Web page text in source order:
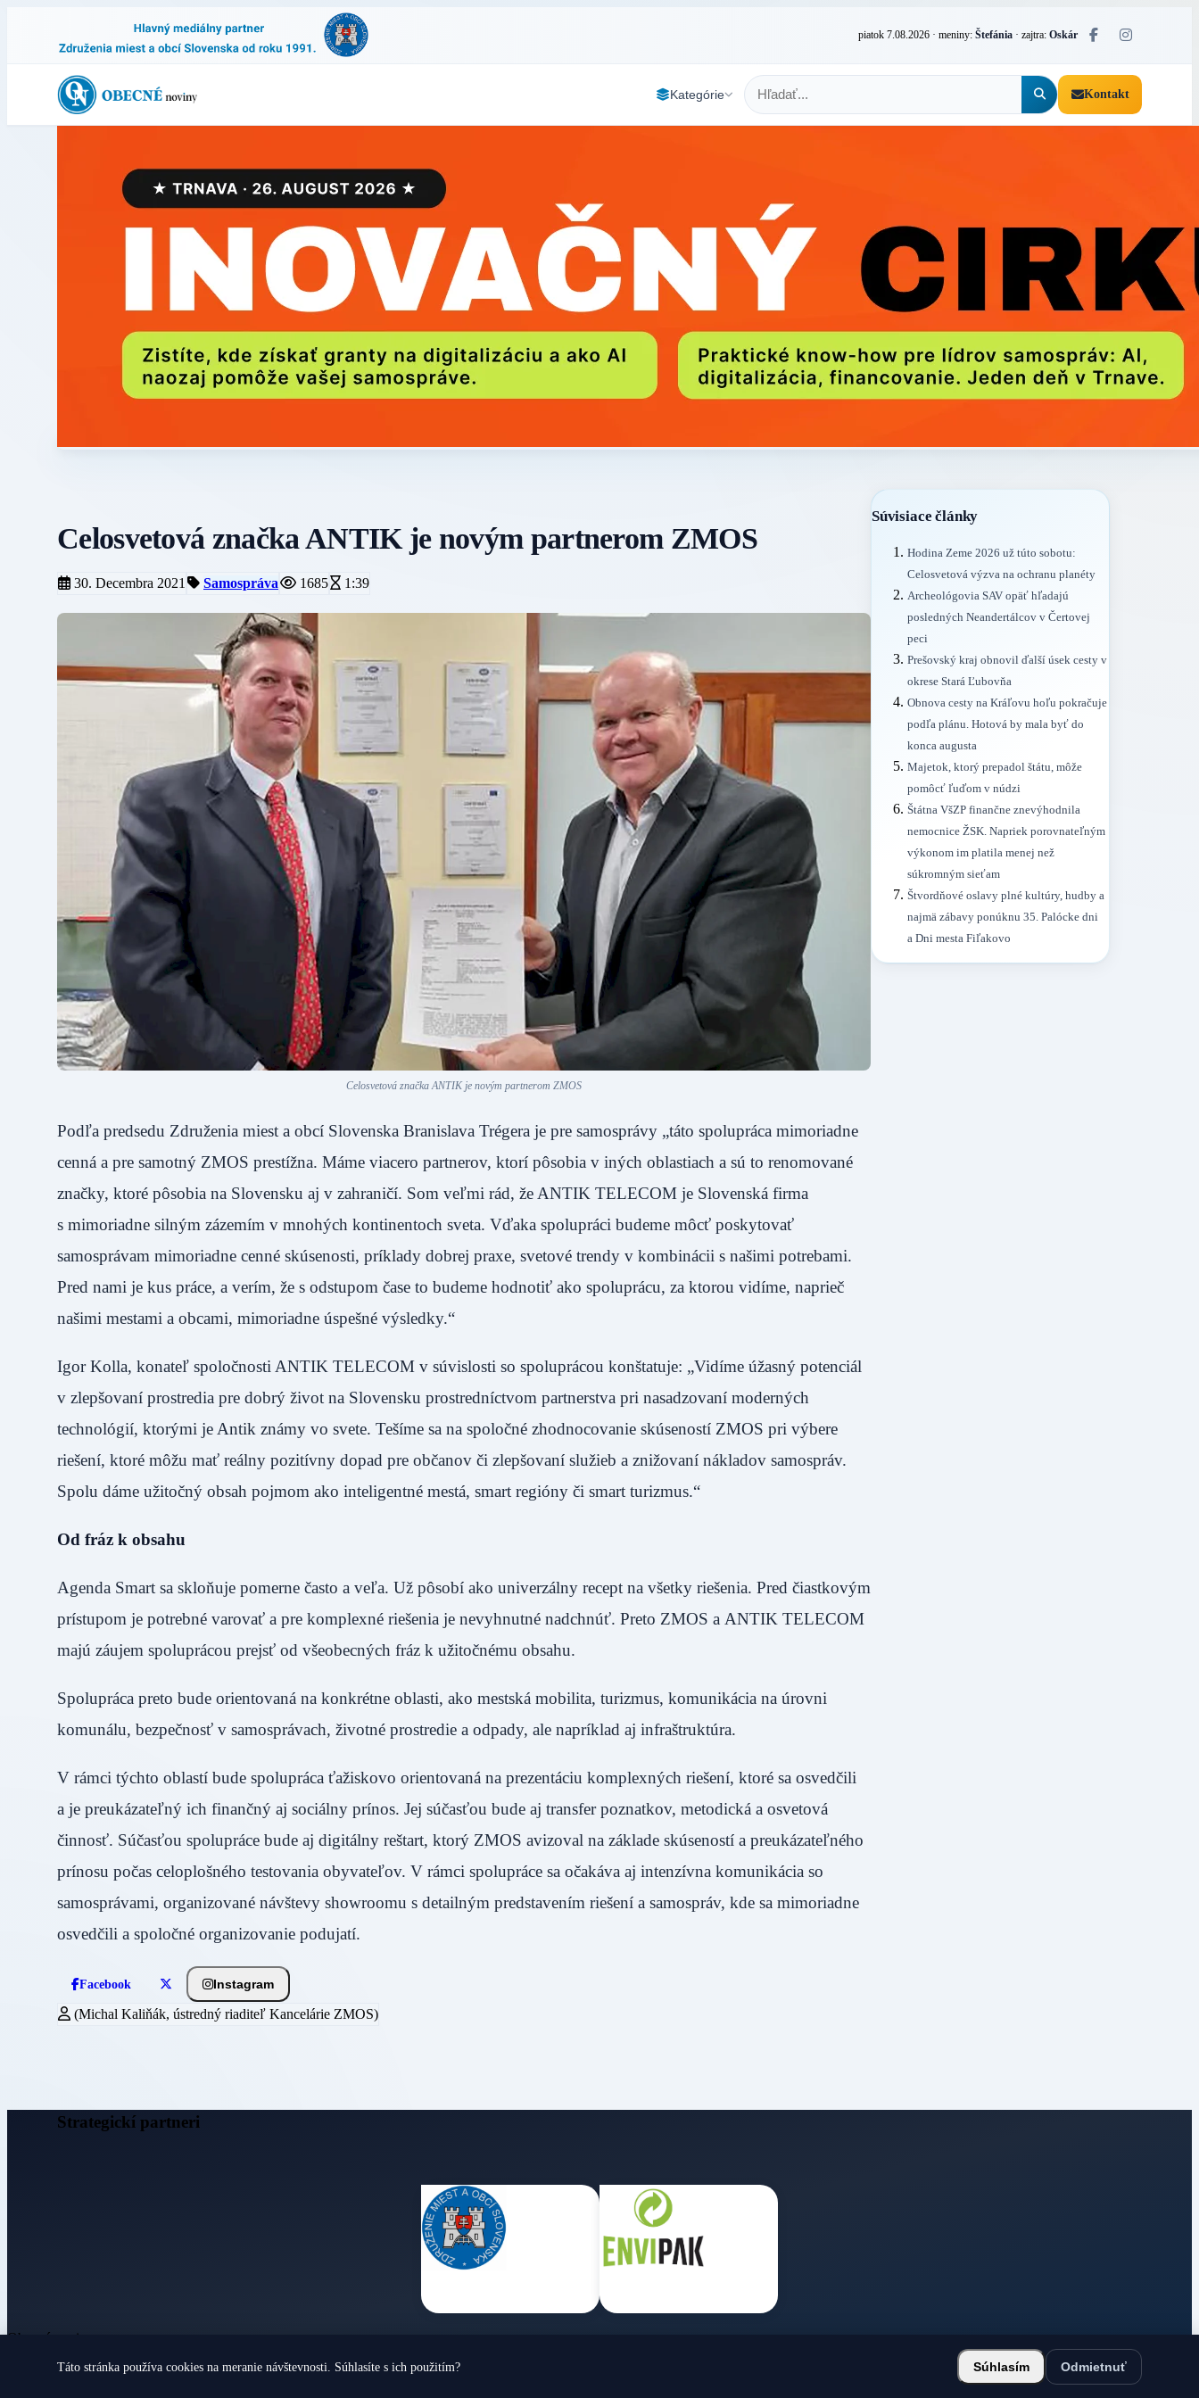
piatok 7.08.2026 · meniny: Štefánia · zajtra: Oskár
Kategórie Kontakt
Celosvetová značka ANTIK je novým partnerom ZMOS
30. Decembra 2021 Samospráva 1685 1:39
Celosvetová značka ANTIK je novým partnerom ZMOS
Podľa predsedu Združenia miest a obcí Slovenska Branislava Trégera je pre samosprávy „táto spolupráca mimoriadne
cenná a pre samotný ZMOS prestížna. Máme viacero partnerov, ktorí pôsobia v iných oblastiach a sú to renomované
značky, ktoré pôsobia na Slovensku aj v zahraničí. Som veľmi rád, že ANTIK TELECOM je Slovenská firma
s mimoriadne silným zázemím v mnohých kontinentoch sveta. Vďaka spolupráci budeme môcť poskytovať
samosprávam mimoriadne cenné skúsenosti, príklady dobrej praxe, svetové trendy v kombinácii s našimi potrebami.
Pred nami je kus práce, a verím, že s odstupom čase to budeme hodnotiť ako spoluprácu, za ktorou vidíme, naprieč
našimi mestami a obcami, mimoriadne úspešné výsledky.“
Igor Kolla, konateľ spoločnosti ANTIK TELECOM v súvislosti so spoluprácou konštatuje: „Vidíme úžasný potenciál
v zlepšovaní prostredia pre dobrý život na Slovensku prostredníctvom partnerstva pri nasadzovaní moderných
technológií, ktorými je Antik známy vo svete. Tešíme sa na spoločné zhodnocovanie skúseností ZMOS pri výbere
riešení, ktoré môžu mať reálny pozitívny dopad pre občanov či zlepšovaní služieb a znižovaní nákladov samospráv.
Spolu dáme užitočný obsah pojmom ako inteligentné mestá, smart regióny či smart turizmus.“
Od fráz k obsahu
Agenda Smart sa skloňuje pomerne často a veľa. Už pôsobí ako univerzálny recept na všetky riešenia. Pred čiastkovým
prístupom je potrebné varovať a pre komplexné riešenia je nevyhnutné nadchnúť. Preto ZMOS a ANTIK TELECOM
majú záujem spoluprácou prejsť od všeobecných fráz k užitočnému obsahu.
Spolupráca preto bude orientovaná na konkrétne oblasti, ako mestská mobilita, turizmus, komunikácia na úrovni
komunálu, bezpečnosť v samosprávach, životné prostredie a odpady, ale napríklad aj infraštruktúra.
V rámci týchto oblastí bude spolupráca ťažiskovo orientovaná na prezentáciu komplexných riešení, ktoré sa osvedčili
a je preukázateľný ich finančný aj sociálny prínos. Jej súčasťou bude aj transfer poznatkov, metodická a osvetová
činnosť. Súčasťou spolupráce bude aj digitálny reštart, ktorý ZMOS avizoval na základe skúseností a preukázateľného
prínosu počas celoplošného testovania obyvateľov. V rámci spolupráce sa očakáva aj intenzívna komunikácia so
samosprávami, organizované návštevy showroomu s detailným predstavením riešení a samospráv, kde sa mimoriadne
osvedčili a spoločné organizovanie podujatí.
Facebook Instagram
(Michal Kaliňák, ústredný riaditeľ Kancelárie ZMOS)
Súvisiace články
Hodina Zeme 2026 už túto sobotu:
Celosvetová výzva na ochranu planéty
Archeológovia SAV opäť hľadajú
posledných Neandertálcov v Čertovej
peci
Prešovský kraj obnovil ďalší úsek cesty v
okrese Stará Ľubovňa
Obnova cesty na Kráľovu hoľu pokračuje
podľa plánu. Hotová by mala byť do
konca augusta
Majetok, ktorý prepadol štátu, môže
pomôcť ľuďom v núdzi
Štátna VšZP finančne znevýhodnila
nemocnice ŽSK. Napriek porovnateľným
výkonom im platila menej než
súkromným sieťam
Štvordňové oslavy plné kultúry, hudby a
najmä zábavy ponúknu 35. Palócke dni
a Dni mesta Fiľakovo
Strategickí partneri
Obecné noviny
© 2026 Všetky práva vyhradené
Táto stránka používa cookies na meranie návštevnosti. Súhlasíte s ich použitím? Súhlasím Odmietnuť